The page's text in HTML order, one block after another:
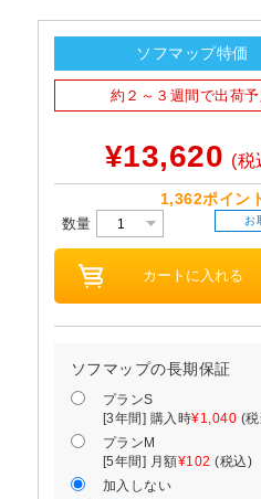
ソフマップ特価
約２～３週間で出荷予
¥13,620 (税
1,362ポイン
数量 お
ソフマップの長期保証
プランS
[3年間] 購入時¥1,040 (
プランM
[5年間] 月額¥102 (税込)
加入しない